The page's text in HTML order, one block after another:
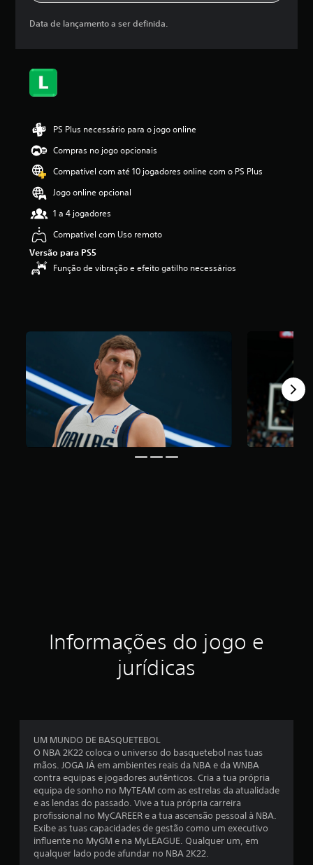
Data de lançamento a ser definida.
PS Plus necessário para o jogo online
Compras no jogo opcionais
Compatível com até 10 jogadores online com o PS Plus
Jogo online opcional
1 a 4 jogadores
Compatível com Uso remoto
Versão para PS5
Função de vibração e efeito gatilho necessários
Informações do jogo e
jurídicas
UM MUNDO DE BASQUETEBOL
O NBA 2K22 coloca o universo do basquetebol nas tuas
mãos. JOGA JÁ em ambientes reais da NBA e da WNBA
contra equipas e jogadores autênticos. Cria a tua própria
equipa de sonho no MyTEAM com as estrelas da atualidade
e as lendas do passado. Vive a tua própria carreira
profissional no MyCAREER e a tua ascensão pessoal à NBA.
Exibe as tuas capacidades de gestão como um executivo
influente no MyGM e na MyLEAGUE. Qualquer um, em
qualquer lado pode afundar no NBA 2K22.